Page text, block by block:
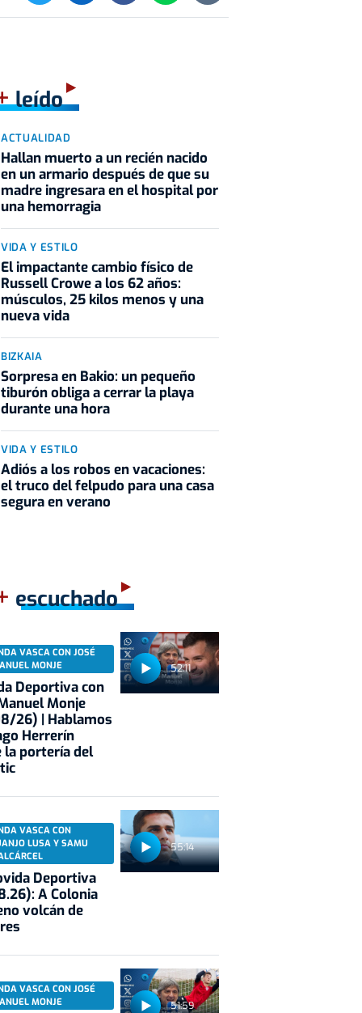
leído
ACTUALIDAD
Hallan muerto a un recién nacido
en un armario después de que su
madre ingresara en el hospital por
una hemorragia
VIDA Y ESTILO
El impactante cambio físico de
Russell Crowe a los 62 años:
músculos, 25 kilos menos y una
nueva vida
BIZKAIA
Sorpresa en Bakio: un pequeño
tiburón obliga a cerrar la playa
durante una hora
VIDA Y ESTILO
Adiós a los robos en vacaciones:
el truco del felpudo para una casa
segura en verano
escuchado
52:11
VASCA CON JOSÉ
MONJE
Deportiva con
Monje
26) | Hablamos
Herrerín
la portería del
55:14
VASCA CON
LUSA Y SAMU
Deportiva
A Colonia
volcán de
51:59
VASCA CON JOSÉ
MONJE